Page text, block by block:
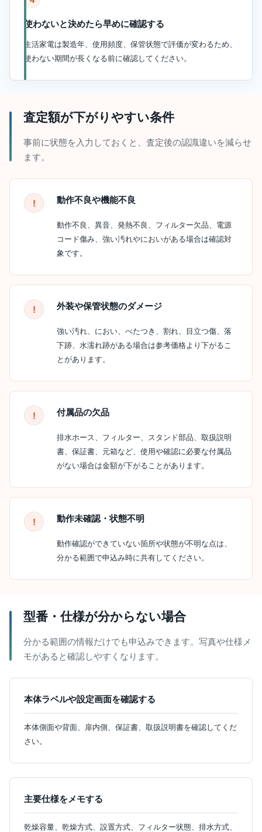
使わないと決めたら早めに確認する
生活家電は製造年、使用頻度、保管状態で評価が変わるため、
使わない期間が長くなる前に確認してください。
査定額が下がりやすい条件
事前に状態を入力しておくと、査定後の認識違いを減らせ
ます。
動作不良や機能不良
動作不良、異音、発熱不良、フィルター欠品、電源
コード傷み、強い汚れやにおいがある場合は確認対
象です。
外装や保管状態のダメージ
強い汚れ、におい、べたつき、割れ、目立つ傷、落
下跡、水濡れ跡がある場合は参考価格より下がるこ
とがあります。
付属品の欠品
排水ホース、フィルター、スタンド部品、取扱説明
書、保証書、元箱など、使用や確認に必要な付属品
がない場合は金額が下がることがあります。
動作未確認・状態不明
動作確認ができていない箇所や状態が不明な点は、
分かる範囲で申込み時に共有してください。
型番・仕様が分からない場合
分かる範囲の情報だけでも申込みできます。写真や仕様メ
モがあると確認しやすくなります。
本体ラベルや設定画面を確認する
本体側面や背面、扉内側、保証書、取扱説明書を確認してくだ
さい。
主要仕様をメモする
乾燥容量、乾燥方式、設置方式、フィルター状態、排水方式、